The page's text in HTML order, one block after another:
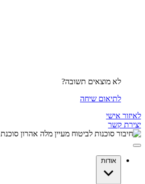
לא מוצאים תשובה?
לתיאום שיחה
לאיזור אישי
יצירת קשר
אודות